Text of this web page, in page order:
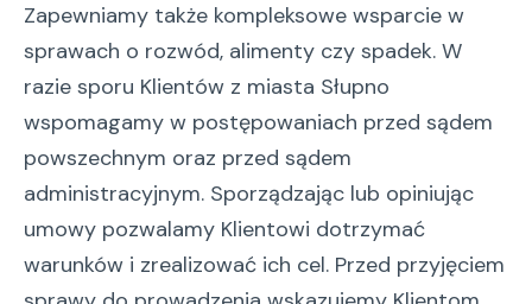
Zapewniamy także kompleksowe wsparcie w
sprawach o rozwód, alimenty czy spadek. W
razie sporu Klientów z miasta Słupno
wspomagamy w postępowaniach przed sądem
powszechnym oraz przed sądem
administracyjnym. Sporządzając lub opiniując
umowy pozwalamy Klientowi dotrzymać
warunków i zrealizować ich cel. Przed przyjęciem